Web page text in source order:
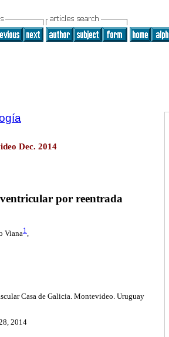
Dec. 2014
por reentrada
Viana1,
Casa de Galicia. Montevideo. Uruguay
2014